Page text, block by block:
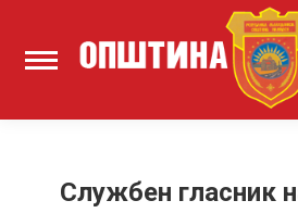
Службен гласник